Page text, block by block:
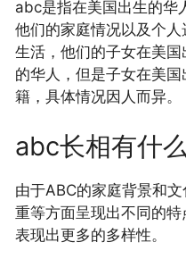
abc是指在美国出生的华
他们的家庭情况以及个
生活，他们的子女在美
的华人，但是子女在美
籍，具体情况因人而异。
abc长相有什
由于ABC的家庭背景和
重等方面呈现出不同的
表现出更多的多样性。